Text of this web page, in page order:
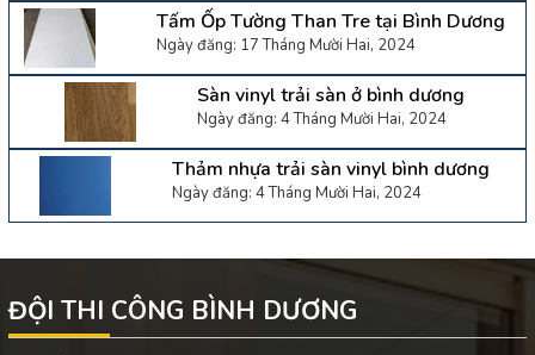
Tấm Ốp Tường Than Tre tại Bình Dương
Ngày đăng: 17 Tháng Mười Hai, 2024
Sàn vinyl trải sàn ở bình dương
Ngày đăng: 4 Tháng Mười Hai, 2024
Thảm nhựa trải sàn vinyl bình dương
Ngày đăng: 4 Tháng Mười Hai, 2024
ĐỘI THI CÔNG BÌNH DƯƠNG